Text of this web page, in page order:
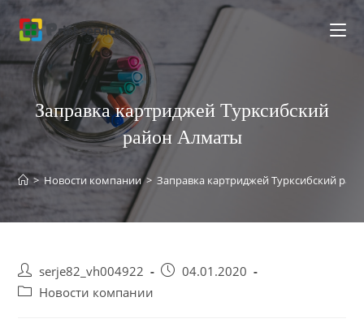
Перейти
содержимому
Заправка картриджей Турксибский
район Алматы
> Новости компании > Заправка картриджей Турксибский
Post
author:
serje82_vh004922
Запись04.01.2020
PostНовости компании